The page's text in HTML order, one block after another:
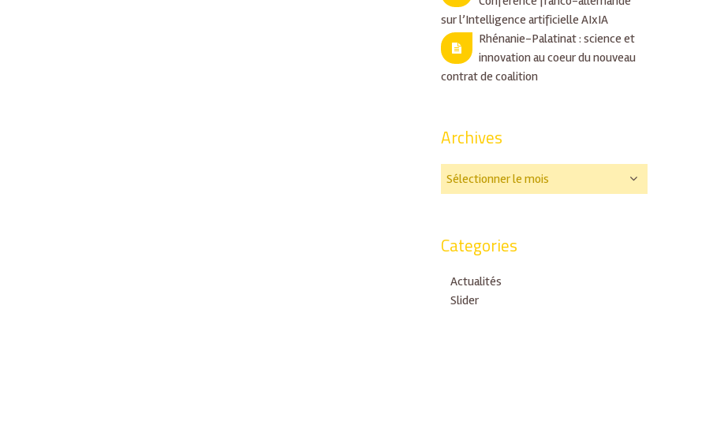
sur l’Intelligence artificielle AIxIA
Rhénanie-Palatinat : science et
innovation au coeur du nouveau
contrat de coalition
Archives
Categories
Actualités
Slider